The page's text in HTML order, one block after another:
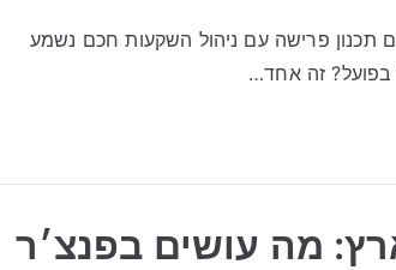
תכנון פרישה עם ניהול השקעות חכם נשמע
זה אחד…
מה עושים בפנצ׳ר